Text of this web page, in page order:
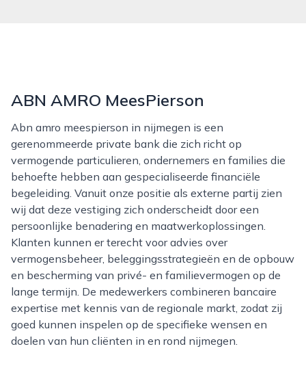
ABN AMRO MeesPierson
Abn amro meespierson in nijmegen is een
gerenommeerde private bank die zich richt op
vermogende particulieren, ondernemers en families die
behoefte hebben aan gespecialiseerde financiële
begeleiding. Vanuit onze positie als externe partij zien
wij dat deze vestiging zich onderscheidt door een
persoonlijke benadering en maatwerkoplossingen.
Klanten kunnen er terecht voor advies over
vermogensbeheer, beleggingsstrategieën en de opbouw
en bescherming van privé- en familievermogen op de
lange termijn. De medewerkers combineren bancaire
expertise met kennis van de regionale markt, zodat zij
goed kunnen inspelen op de specifieke wensen en
doelen van hun cliënten in en rond nijmegen.